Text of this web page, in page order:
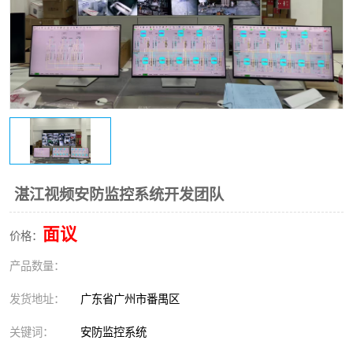
湛江视频安防监控系统开发团队
价格： 面议
产品数量：
发货地址： 广东省广州市番禺区
关键词： 安防监控系统